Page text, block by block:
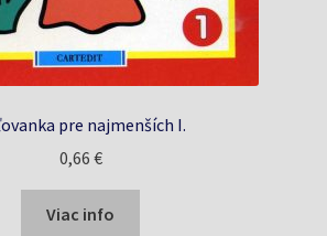
pre najmenších I.
0,66 €
Viac info